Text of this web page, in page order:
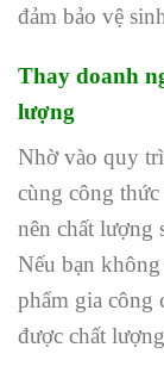
đảm bảo vệ
Thay doanh
lượng
Nhờ vào quy
cùng công
nên chất lượng
Nếu bạn
phẩm gia công
được chất